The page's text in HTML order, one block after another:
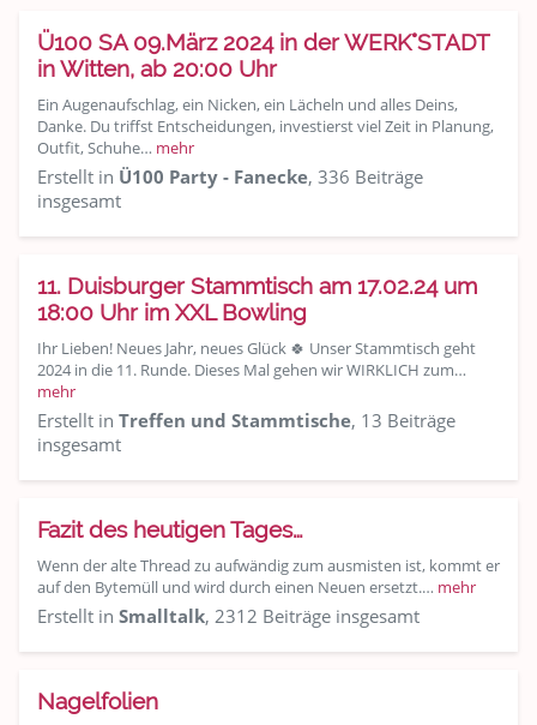
Ü100 SA 09.März 2024 in der WERK°STADT
in Witten, ab 20:00 Uhr
Ein Augenaufschlag, ein Nicken, ein Lächeln und alles Deins,
Danke. Du triffst Entscheidungen, investierst viel Zeit in Planung,
Outfit, Schuhe… mehr
Erstellt in Ü100 Party - Fanecke, 336 Beiträge
insgesamt
11. Duisburger Stammtisch am 17.02.24 um
18:00 Uhr im XXL Bowling
Ihr Lieben! Neues Jahr, neues Glück 🍀 Unser Stammtisch geht
2024 in die 11. Runde. Dieses Mal gehen wir WIRKLICH zum…
mehr
Erstellt in Treffen und Stammtische, 13 Beiträge
insgesamt
Fazit des heutigen Tages…
Wenn der alte Thread zu aufwändig zum ausmisten ist, kommt er
auf den Bytemüll und wird durch einen Neuen ersetzt.… mehr
Erstellt in Smalltalk, 2312 Beiträge insgesamt
Nagelfolien